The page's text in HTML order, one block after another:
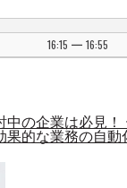
16:15 | 16:55
中の企業は必見！
果的な業務の自